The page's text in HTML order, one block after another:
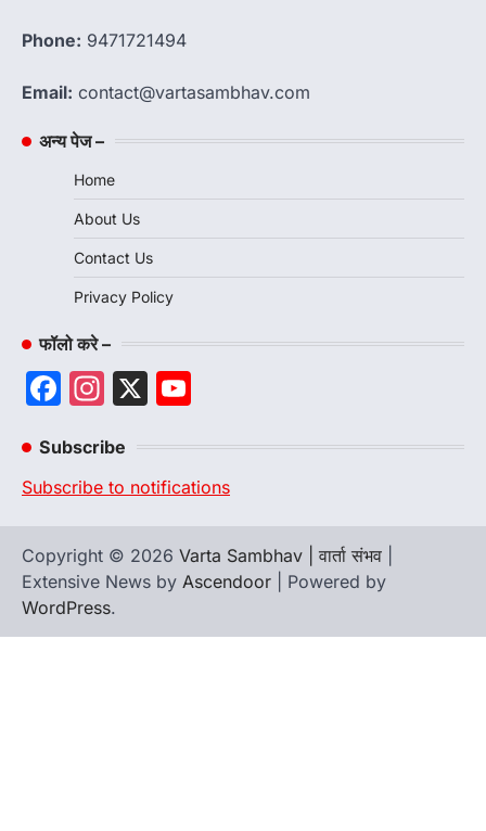
Phone: 9471721494
Email: contact@vartasambhav.com
अन्य पेज –
Home
About Us
Contact Us
Privacy Policy
फॉलो करे –
Facebook
Instagram
X
Subscribe
Subscribe to notifications
Copyright © 2026 Varta Sambhav | वार्ता संभव
Extensive News by Ascendoor | Powered by
WordPress.